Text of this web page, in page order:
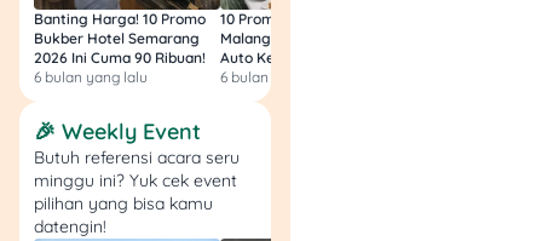
daftar dan rasakan
pengalaman mudik yang
nyaman, aman, dan tanpa
beban biaya! 🎉
📢 Mau lebih banyak tips
dan informasi seputar
keuangan daninvestasi
Banting Harga! 10 Promo
Bukber Hotel Semarang
2026 Ini Cuma 90 Ribuan!
6 bulan yang lalu
10 Promo Bukber Hotel
Malang 2026: Start 75rb,
Auto Kenyang!
6 bulan yang lalu
🎉 Weekly Event
Butuh referensi acara seru
minggu ini? Yuk cek event
pilihan yang bisa kamu
datengin!